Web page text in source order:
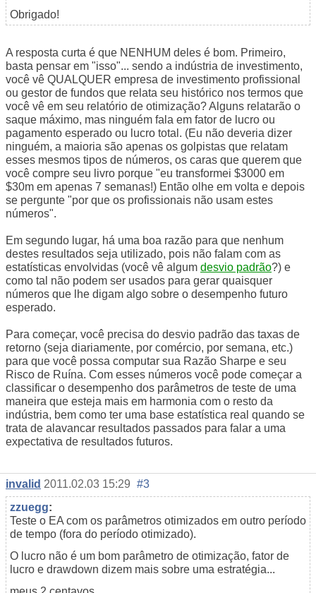
Obrigado!
A resposta curta é que NENHUM deles é bom. Primeiro,
basta pensar em "isso"... sendo a indústria de investimento,
você vê QUALQUER empresa de investimento profissional
ou gestor de fundos que relata seu histórico nos termos que
você vê em seu relatório de otimização? Alguns relatarão o
saque máximo, mas ninguém fala em fator de lucro ou
pagamento esperado ou lucro total. (Eu não deveria dizer
ninguém, a maioria são apenas os golpistas que relatam
esses mesmos tipos de números, os caras que querem que
você compre seu livro porque "eu transformei $3000 em
$30m em apenas 7 semanas!) Então olhe em volta e depois
se pergunte "por que os profissionais não usam estes
números".
Em segundo lugar, há uma boa razão para que nenhum
destes resultados seja utilizado, pois não falam com as
estatísticas envolvidas (você vê algum desvio padrão?) e
como tal não podem ser usados para gerar quaisquer
números que lhe digam algo sobre o desempenho futuro
esperado.
Para começar, você precisa do desvio padrão das taxas de
retorno (seja diariamente, por comércio, por semana, etc.)
para que você possa computar sua Razão Sharpe e seu
Risco de Ruína. Com esses números você pode começar a
classificar o desempenho dos parâmetros de teste de uma
maneira que esteja mais em harmonia com o resto da
indústria, bem como ter uma base estatística real quando se
trata de alavancar resultados passados para falar a uma
expectativa de resultados futuros.
invalid 2011.02.03 15:29 #3
zzuegg:
Teste o EA com os parâmetros otimizados em outro período
de tempo (fora do período otimizado).
O lucro não é um bom parâmetro de otimização, fator de
lucro e drawdown dizem mais sobre uma estratégia...